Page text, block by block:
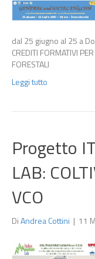
dal 25 giugno al 25 a
CREDITI FORMATIVI
FORESTALI
Leggi tutto
Progetto
LAB:
VCO
DiAndrea Cottini | 11